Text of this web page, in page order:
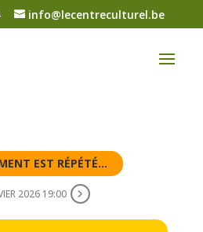
info@lecentreculturel.be
EST RÉPÉTÉ...
2026 19:00